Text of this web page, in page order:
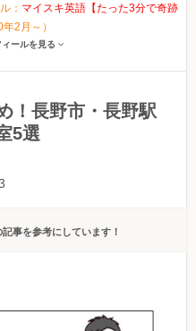
： マイスキ英語【たった3分で奇跡
年2月～）
ールを見る
！長野市・長野駅
5選
事を参考にしています！